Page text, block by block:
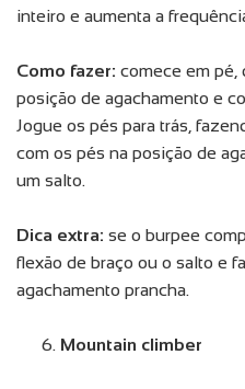
inteiro e aumenta a
Como fazer: comece em pé,
posição de agachamento e
Jogue os pés para trás,
com os pés na posição de
um salto.
Dica extra: se o burpee
flexão de braço ou o salto e
agachamento prancha.
Mountain climber